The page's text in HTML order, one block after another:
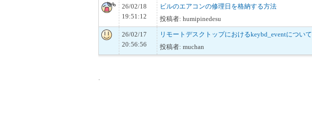
26/02/18
19:51:12
ビルのエアコンの修理日を格納する方法
投稿者: humipinedesu
26/02/17
20:56:56
リモートデスクトップにおけるkeybd_eventについて
投稿者: muchan